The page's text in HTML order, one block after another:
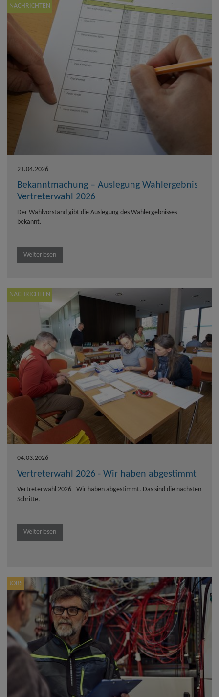
NACHRICHTEN
21.04.2026
Bekanntmachung – Auslegung Wahlergebnis
Vertreterwahl 2026
Der Wahlvorstand gibt die Auslegung des Wahlergebnisses
bekannt.
Weiterlesen
NACHRICHTEN
04.03.2026
Vertreterwahl 2026 - Wir haben abgestimmt
Vertreterwahl 2026 - Wir haben abgestimmt. Das sind die nächsten
Schritte.
Weiterlesen
JOBS